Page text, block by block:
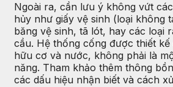
Ngoài ra, cần lưu ý không vứt
hủy như giấy vệ sinh (loại không
băng vệ sinh, tã lót, hay các loại
cầu. Hệ thống cống được thiết
hữu cơ và nước, không phải là
năng. Tham khảo thêm thông
các dấu hiệu nhận biết và cách